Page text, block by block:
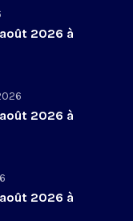
2026 à
2026 à
2026 à